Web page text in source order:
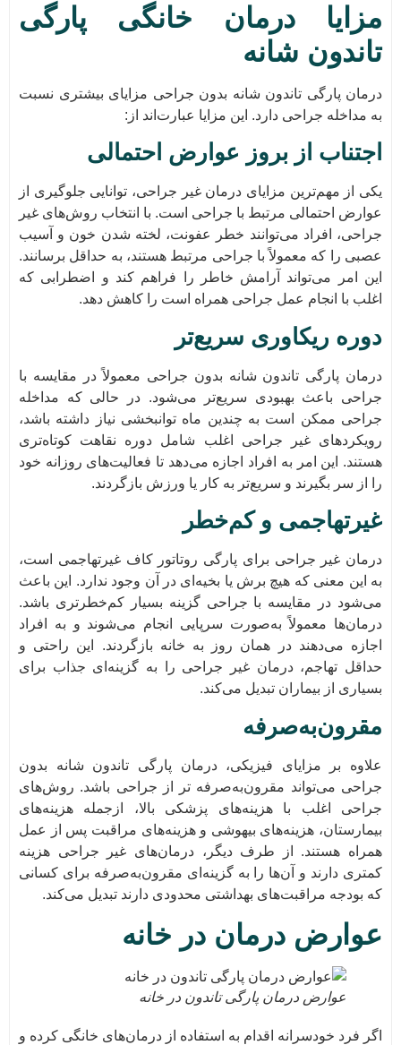
مزایا درمان خانگی پارگی
تاندون شانه
درمان پارگی تاندون شانه بدون جراحی مزایای بیشتری نسبت
به مداخله جراحی دارد. این مزایا عبارت‌اند از:
اجتناب از بروز عوارض احتمالی
یکی از مهم‌ترین مزایای درمان غیر جراحی، توانایی جلوگیری از
عوارض احتمالی مرتبط با جراحی است. با انتخاب روش‌های غیر
جراحی، افراد می‌توانند خطر عفونت، لخته شدن خون و آسیب
عصبی را که معمولاً با جراحی مرتبط هستند، به حداقل برسانند.
این امر می‌تواند آرامش خاطر را فراهم کند و اضطرابی که
اغلب با انجام عمل جراحی همراه است را کاهش دهد.
دوره ریکاوری سریع‌تر
درمان پارگی تاندون شانه بدون جراحی معمولاً در مقایسه با
جراحی باعث بهبودی سریع‌تر می‌شود. در حالی که مداخله
جراحی ممکن است به چندین ماه توانبخشی نیاز داشته باشد،
رویکردهای غیر جراحی اغلب شامل دوره نقاهت کوتاه‌تری
هستند. این امر به افراد اجازه می‌دهد تا فعالیت‌های روزانه خود
را از سر بگیرند و سریع‌تر به کار یا ورزش بازگردند.
غیرتهاجمی و کم‌خطر
درمان غیر جراحی برای پارگی روتاتور کاف غیرتهاجمی است،
به این معنی که هیچ برش یا بخیه‌ای در آن وجود ندارد. این باعث
می‌شود در مقایسه با جراحی گزینه بسیار کم‌خطرتری باشد.
درمان‌ها معمولاً به‌صورت سرپایی انجام می‌شوند و به افراد
اجازه می‌دهند در همان روز به خانه بازگردند. این راحتی و
حداقل تهاجم، درمان غیر جراحی را به گزینه‌ای جذاب برای
بسیاری از بیماران تبدیل می‌کند.
مقرون‌به‌صرفه
علاوه بر مزایای فیزیکی، درمان پارگی تاندون شانه بدون
جراحی می‌تواند مقرون‌به‌صرفه تر از جراحی باشد. روش‌های
جراحی اغلب با هزینه‌های پزشکی بالا، ازجمله هزینه‌های
بیمارستان، هزینه‌های بیهوشی و هزینه‌های مراقبت پس از عمل
همراه هستند. از طرف دیگر، درمان‌های غیر جراحی هزینه
کمتری دارند و آن‌ها را به گزینه‌ای مقرون‌به‌صرفه برای کسانی
که بودجه مراقبت‌های بهداشتی محدودی دارند تبدیل می‌کند.
عوارض درمان در خانه
عوارض درمان پارگی تاندون در خانه
اگر فرد خودسرانه اقدام به استفاده از درمان‌های خانگی کرده و